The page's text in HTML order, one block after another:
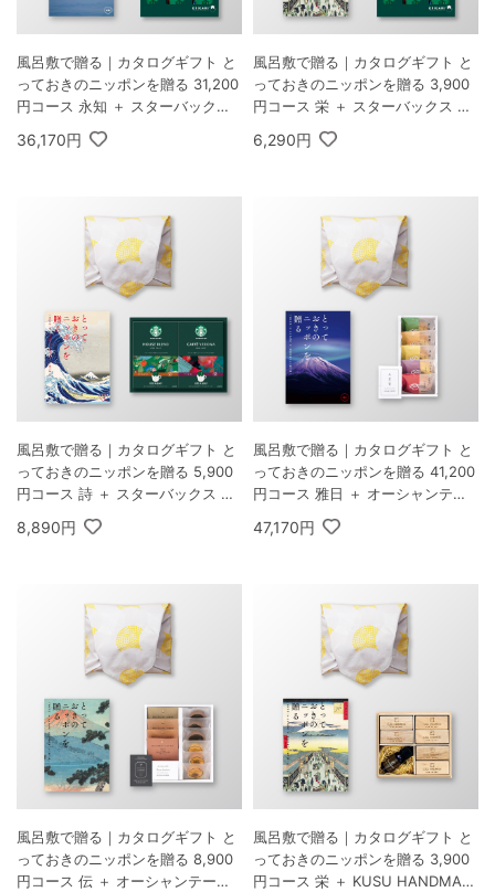
風呂敷で贈る｜カタログギフト と
っておきのニッポンを贈る 31,200
円コース 永知 ＋ スターバックス
オリガミ パーソナルドリップ コー
ヒーギフトA
36,170円
風呂敷で贈る｜カタログギフト と
っておきのニッポンを贈る 3,900
円コース 栄 ＋ スターバックス オ
リガミ パーソナルドリップ コーヒ
ーギフトA
6,290円
風呂敷で贈る｜カタログギフト と
っておきのニッポンを贈る 5,900
円コース 詩 ＋ スターバックス オ
リガミ パーソナルドリップ コーヒ
ーギフトB
8,890円
風呂敷で贈る｜カタログギフト と
っておきのニッポンを贈る 41,200
円コース 雅日 ＋ オーシャンテー
ル 極バームセット A
47,170円
風呂敷で贈る｜カタログギフト と
っておきのニッポンを贈る 8,900
円コース 伝 ＋ オーシャンテール
風呂敷で贈る｜カタログギフト と
っておきのニッポンを贈る 3,900
円コース 栄 ＋ KUSU HANDMAD